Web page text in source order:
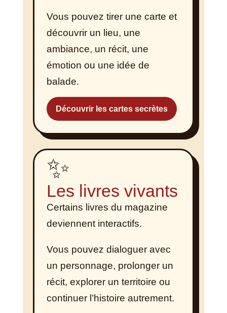
Vous pouvez tirer une carte et
découvrir un lieu, une
ambiance, un récit, une
émotion ou une idée de
balade.
Découvrir les cartes secrètes
✨
Les livres vivants
Certains livres du magazine
deviennent interactifs.
Vous pouvez dialoguer avec
un personnage, prolonger un
récit, explorer un territoire ou
continuer l’histoire autrement.